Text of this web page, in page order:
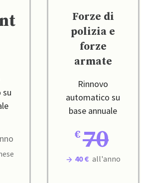
Forze di
polizia e
forze
armate
Rinnovo
automatico su
base annuale
70
40 € all'anno